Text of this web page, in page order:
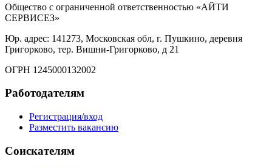
Общество с ограниченной ответственностью «АЙТИ
СЕРВИСЕЗ»
Юр. адрес: 141273, Московская обл, г. Пушкино, деревня
Григорково, тер. Вишни-Григорково, д 21
ОГРН 1245000132002
Работодателям
Регистрация/вход
Разместить вакансию
Соискателям